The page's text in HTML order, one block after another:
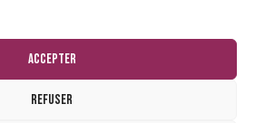
Accepter
Refuser